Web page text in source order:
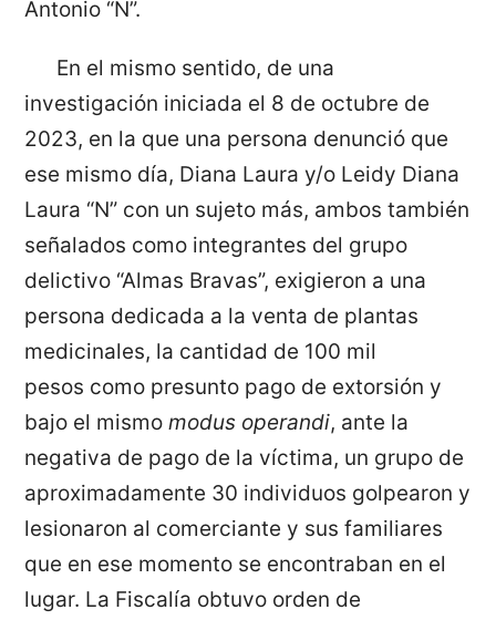
Antonio “N”.
En el mismo sentido, de una
investigación iniciada el 8 de octubre de
2023, en la que una persona denunció que
ese mismo día, Diana Laura y/o Leidy Diana
Laura “N” con un sujeto más, ambos también
señalados como integrantes del grupo
delictivo “Almas Bravas”, exigieron a una
persona dedicada a la venta de plantas
medicinales, la cantidad de 100 mil
pesos como presunto pago de extorsión y
bajo el mismomodus operandi, ante la
negativa de pago de la víctima, un grupo de
aproximadamente 30 individuos golpearon y
lesionaron al comerciante y sus familiares
que en ese momento se encontraban en el
lugar. La Fiscalía obtuvo orden de